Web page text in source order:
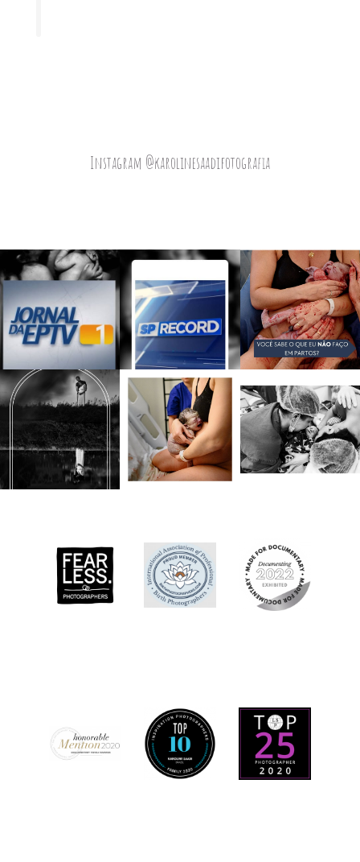
Instagram @karolinesaadifotografia